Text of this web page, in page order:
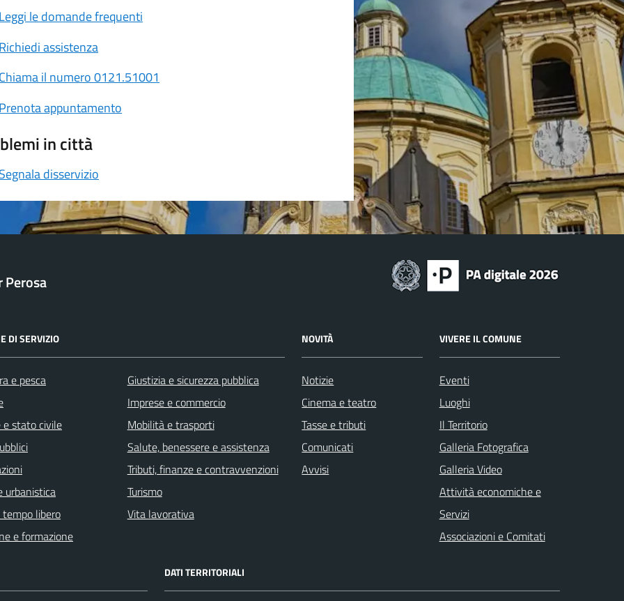
Leggi le domande frequenti
Richiedi assistenza
Chiama il numero 0121.51001
Prenota appuntamento
in città
Segnala disservizio
Perosa
DI SERVIZIO
e pesca
e stato civile
urbanistica
libero
e formazione
Giustizia e sicurezza pubblica
Imprese e commercio
Mobilità e trasporti
Salute, benessere e assistenza
Tributi, finanze e contravvenzioni
Turismo
Vita lavorativa
NOVITÀ
Notizie
Cinema e teatro
Tasse e tributi
Comunicati
Avvisi
VIVERE IL COMUNE
Eventi
Luoghi
Il Territorio
Galleria Fotografica
Galleria Video
Attività economiche e
Servizi
Associazioni e Comitati
DATI TERRITORIALI